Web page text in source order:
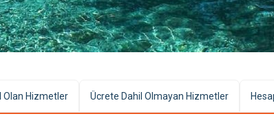
Olan Hizmetler Ücrete Dahil Olmayan Hizmetler